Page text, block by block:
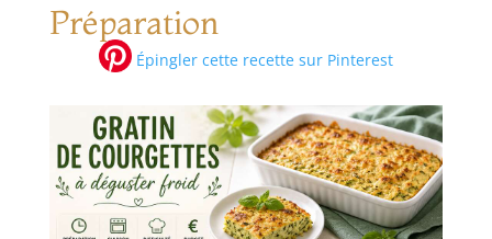
Préparation
Épingler cette recette sur Pinterest